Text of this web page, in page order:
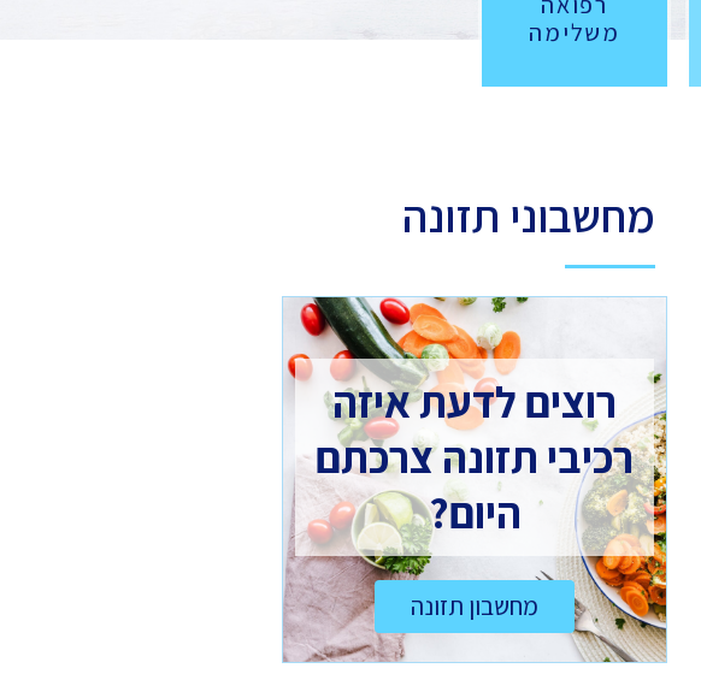
משלימה
מחשבוני תזונה
רוצים לדעת איזה
רכיבי תזונה צרכתם
היום?
מחשבון תזונה